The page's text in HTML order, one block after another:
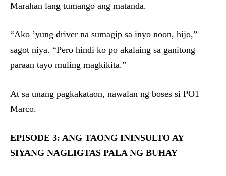
Marahan lang tumango ang matanda.
“Ako ’yung driver na sumagip sa inyo noon, hijo,”
sagot niya. “Pero hindi ko po akalaing sa ganitong
paraan tayo muling magkikita.”
At sa unang pagkakataon, nawalan ng boses si PO1
Marco.
EPISODE 3: ANG TAONG ININSULTO AY
SIYANG NAGLIGTAS PALA NG BUHAY